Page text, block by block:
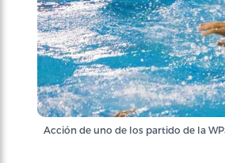
Acción de uno de los partido de la